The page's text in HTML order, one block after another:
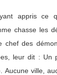
appris ce
chasse les
chef des
leur dit : Un
Aucune ville,